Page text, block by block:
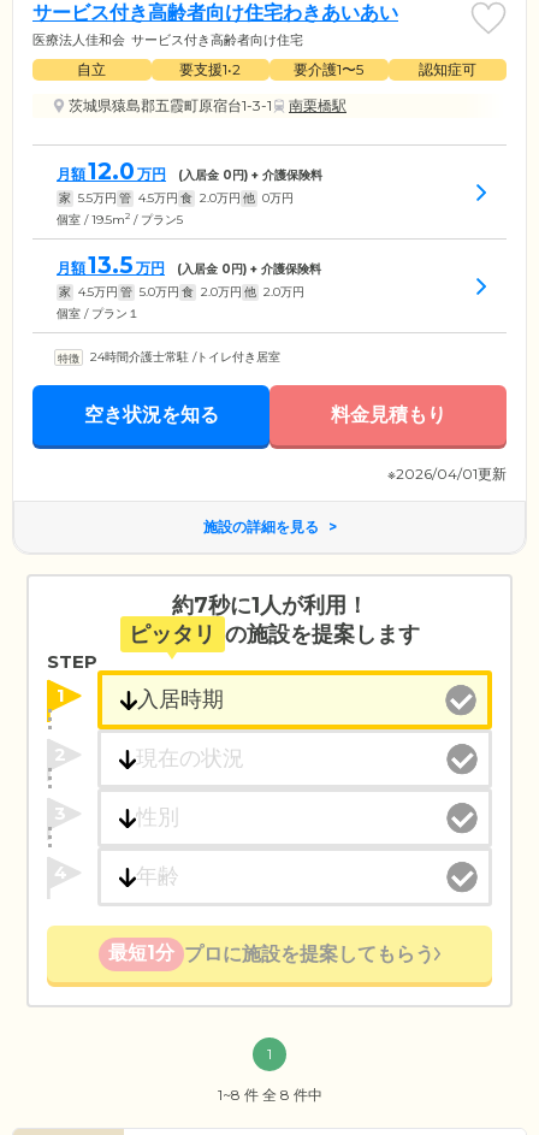
サービス付き高齢者向け住宅わきあいあい
医療法人佳和会 サービス付き高齢者向け住宅
自立 要支援1•2 要介護1〜5
認知症可
茨城県猿島郡五霞町原宿台1-3-1
南栗橋駅
月額12.0 万円 (入居金 0円) + 介護保険料
家 5.5万円 管 4.5万円 食 2.0万円 他 0万円
個室 / 19.5m2 / プラン5
月額13.5 万円 (入居金 0円) + 介護保険料
家 4.5万円 管 5.0万円 食 2.0万円 他 2.0万円
個室 / プラン１
24時間介護士常駐 /トイレ付き居室
空き状況を知る 料金見積もり
※2026/04/01更新
施設の詳細を見る
約7秒に1人が利用！
ピッタリ の施設を提案します
STEP
1
2
3
4
最短1分 プロに施設を提案してもらう
1
1~8 件 全 8 件中